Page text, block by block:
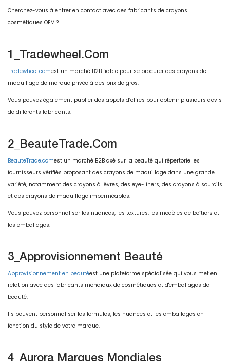
Cherchez-vous à entrer en contact avec des fabricants de crayons
cosmétiques OEM ?
1_Tradewheel.com
Tradewheel.comest un marché B2B fiable pour se procurer des crayons de
maquillage de marque privée à des prix de gros.
Vous pouvez également publier des appels d’offres pour obtenir plusieurs devis
de différents fabricants.
2_BeauteTrade.com
BeauteTrade.comest un marché B2B axé sur la beauté qui répertorie les
fournisseurs vérifiés proposant des crayons de maquillage dans une grande
variété, notamment des crayons à lèvres, des eye-liners, des crayons à sourcils
et des crayons de maquillage imperméables.
Vous pouvez personnaliser les nuances, les textures, les modèles de boîtiers et
les emballages.
3_Approvisionnement Beauté
Approvisionnement en beautéest une plateforme spécialisée qui vous met en
relation avec des fabricants mondiaux de cosmétiques et d'emballages de
beauté.
Ils peuvent personnaliser les formules, les nuances et les emballages en
fonction du style de votre marque.
4_Aurora Marques Mondiales